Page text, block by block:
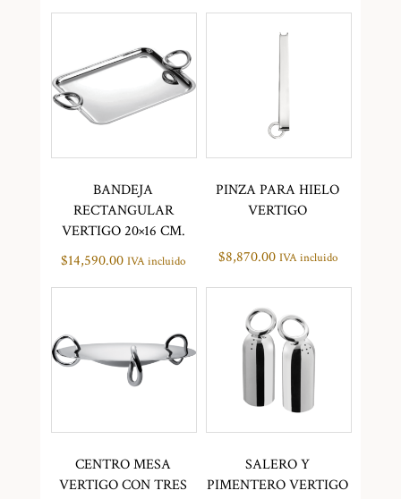
BANDEJA
RECTANGULAR
VERTIGO 20×16 CM.
$14,590.00 IVA incluido
PINZA PARA HIELO
VERTIGO
$8,870.00 IVA incluido
CENTRO MESA
VERTIGO CON TRES
SALERO Y
PIMENTERO VERTIGO